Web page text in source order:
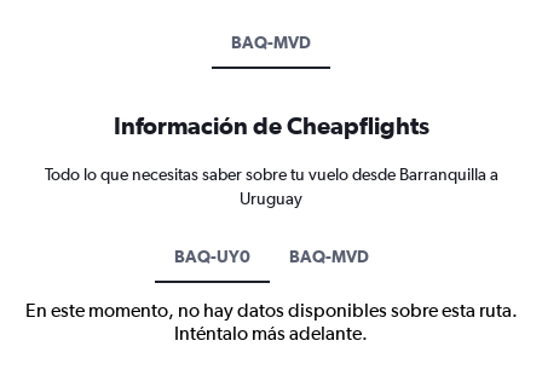
BAQ-MVD
Información de Cheapflights
Todo lo que necesitas saber sobre tu vuelo desde Barranquilla a
Uruguay
BAQ-UY0 BAQ-MVD
En este momento, no hay datos disponibles sobre esta ruta.
Inténtalo más adelante.